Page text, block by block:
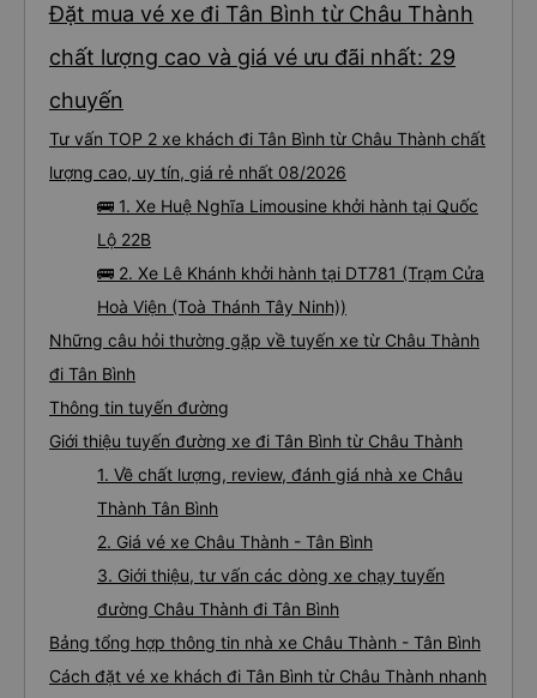
Đặt mua vé xe đi Tân Bình từ Châu Thành
chất lượng cao và giá vé ưu đãi nhất: 29
chuyến
Tư vấn TOP 2 xe khách đi Tân Bình từ Châu Thành chất
lượng cao, uy tín, giá rẻ nhất 08/2026
🚌 1. Xe Huệ Nghĩa Limousine khởi hành tại Quốc
Lộ 22B
🚌 2. Xe Lê Khánh khởi hành tại DT781 (Trạm Cửa
Hoà Viện (Toà Thánh Tây Ninh))
Những câu hỏi thường gặp về tuyến xe từ Châu Thành
đi Tân Bình
Thông tin tuyến đường
Giới thiệu tuyến đường xe đi Tân Bình từ Châu Thành
1. Về chất lượng, review, đánh giá nhà xe Châu
Thành Tân Bình
2. Giá vé xe Châu Thành - Tân Bình
3. Giới thiệu, tư vấn các dòng xe chạy tuyến
đường Châu Thành đi Tân Bình
Bảng tổng hợp thông tin nhà xe Châu Thành - Tân Bình
Cách đặt vé xe khách đi Tân Bình từ Châu Thành nhanh